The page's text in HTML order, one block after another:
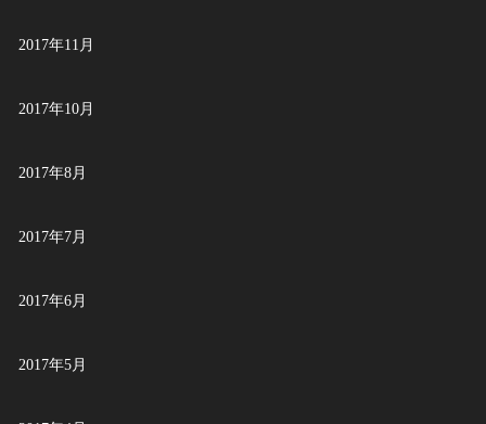
2017年11月
2017年10月
2017年8月
2017年7月
2017年6月
2017年5月